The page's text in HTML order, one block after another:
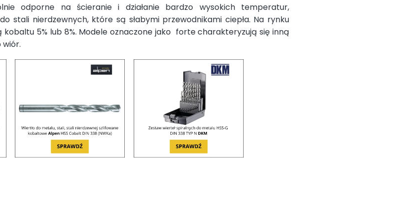
odporne na ścieranie i działanie bardzo wysokich temperatur,
stali nierdzewnych, które są słabymi przewodnikami ciepła. Na rynku
5% lub 8%. Modele oznaczone jako forte charakteryzują się inną